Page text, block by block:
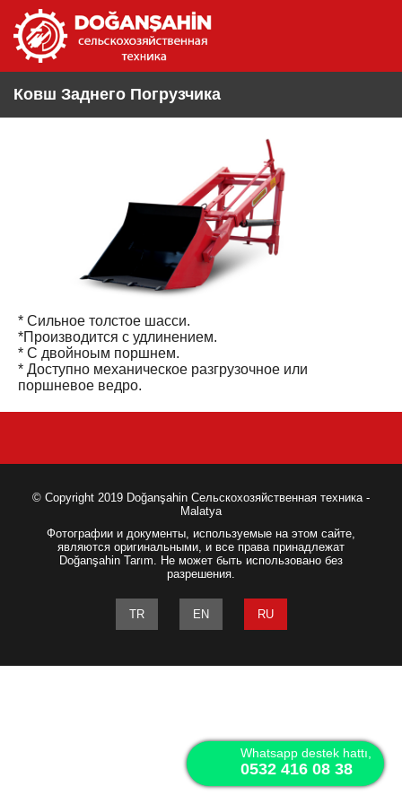
Ковш Заднего Погрузчика
* Сильное толстое шасси.
*Производится с удлинением.
* С двойноым поршнем.
* Доступно механическое разгрузочное или
поршневое ведро.
© Copyright 2019 Doğanşahin Сельскохозяйственная техника -
Malatya
Фотографии и документы, используемые на этом сайте,
являются оригинальными, и все права принадлежат
Doğanşahin Tarım. Не может быть использовано без
разрешения.
TR EN RU
Whatsapp destek hattı,
0532 416 08 38